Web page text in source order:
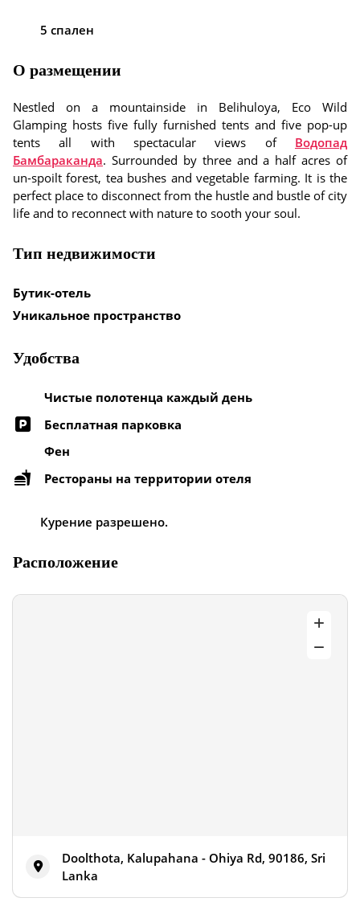
5 спален
О размещении
Nestled on a mountainside in Belihuloya, Eco Wild
Glamping hosts five fully furnished tents and five pop-up
tents all with spectacular views of Водопад
Бамбараканда. Surrounded by three and a half acres of
un-spoilt forest, tea bushes and vegetable farming. It is the
perfect place to disconnect from the hustle and bustle of city
life and to reconnect with nature to sooth your soul.
Тип недвижимости
Бутик-отель
Уникальное пространство
Удобства
Чистые полотенца каждый день
Бесплатная парковка
Фен
Рестораны на территории отеля
Курение разрешено.
Расположение
Doolthota, Kalupahana - Ohiya Rd, 90186, Sri
Lanka